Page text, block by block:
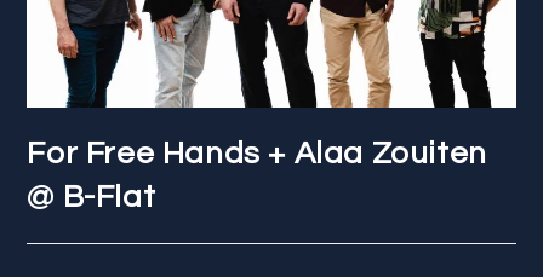
For Free Hands + Alaa Zouiten
@ B-Flat